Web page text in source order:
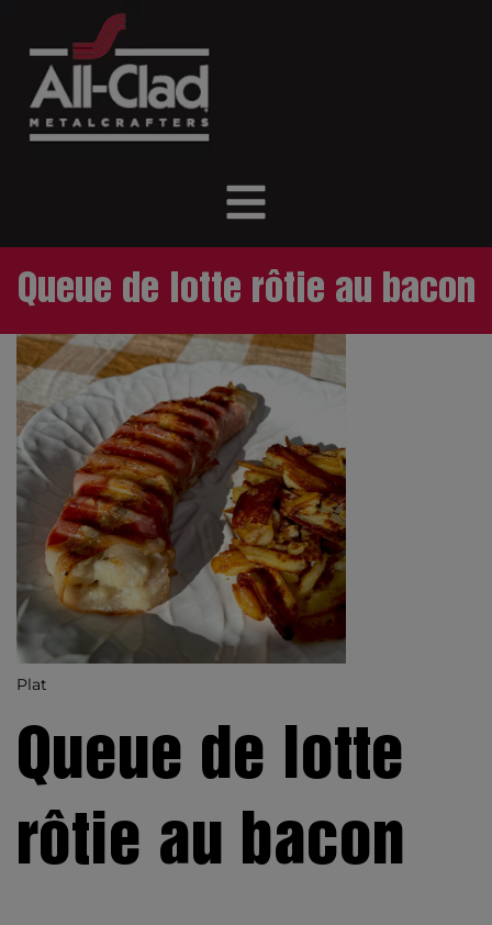
Queue de lotte rôtie au bacon
Plat
Queue de lotte
rôtie au bacon